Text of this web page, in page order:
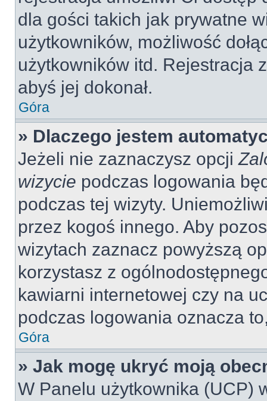
dla gości takich jak prywatne
użytkowników, możliwość
użytkowników itd. Rejestracja
abyś jej dokonał.
Góra
» Dlaczego jestem
Jeżeli nie zaznaczysz opcji
wizycie podczas logowania
podczas tej wizyty.
przez kogoś innego. Aby
wizytach zaznacz powyższą
korzystasz z
kawiarni internetowej czy na
podczas logowania oznacza
Góra
» Jak mogę ukryć moją
W Panelu użytkownika (UCP)